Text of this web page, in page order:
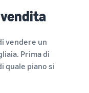
vendere un
Prima di
quale piano si